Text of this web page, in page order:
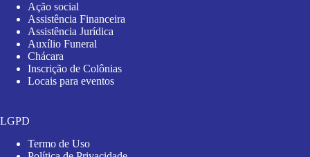
Ação social
Assistência Financeira
Assistência Jurídica
Auxílio Funeral
Chácara
Inscrição de Colônias
Locais para eventos
LGPD
Termo de Uso